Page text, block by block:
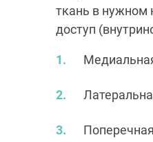
ткань в нужном
доступ